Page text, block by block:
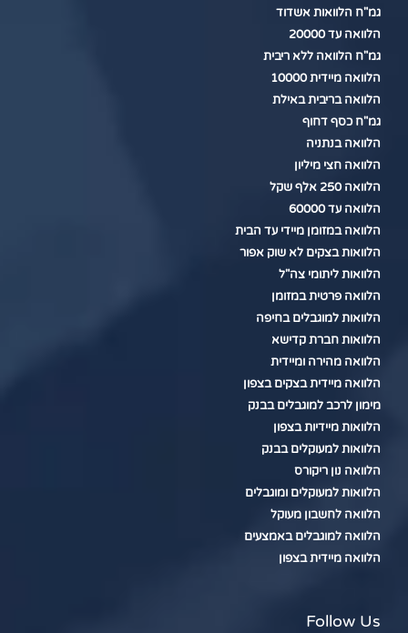
גמ"ח הלוואות אשדוד
הלוואה עד 20000
גמ"ח הלוואה ללא ריבית
הלוואה מיידית 10000
הלוואה בריבית באילת
גמ"ח כסף דחוף
הלוואה בנתניה
הלוואה חצי מיליון
הלוואה 250 אלף שקל
הלוואה עד 60000
הלוואה במזומן מיידי עד הבית
הלוואות בצקים לא שוק אפור
הלוואות ליתומי צה"ל
הלוואה פרטית במזומן
הלוואות למוגבלים בחיפה
הלוואות חברת קדישא
הלוואה מהירה ומיידית
הלוואה מיידית בצקים בצפון
מימון לרכב למוגבלים בבנק
הלוואות מיידיות בצפון
הלוואות למעוקלים בבנק
הלוואה נון ריקורס
הלוואות למעוקלים ומוגבלים
הלוואה לחשבון מעוקל
הלוואה למוגבלים באמצעים
הלוואה מיידית בצפון
Follow Us